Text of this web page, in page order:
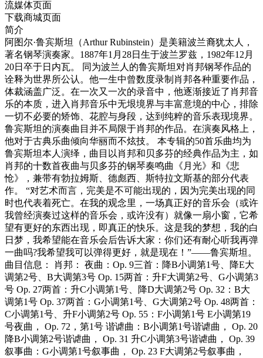
流媒体页面
下载商城页面
简介
阿图尔·鲁宾斯坦（Arthur Rubinstein）是美籍波兰裔犹太人，
著名钢琴演奏家。1887年1月28日生于波兰罗兹，1982年12月
20日卒于日内瓦。 同为波兰人的鲁宾斯坦对肖邦钢琴作品的
诠释为世界所公认。他一生中曾数度录制肖邦各种重要作品，
体裁涵盖广泛。在一次又一次的录音中，他逐渐接近了肖邦音
乐的本质，进入肖邦音乐中无垠境界与丰富意境的中心，排除
一切不必要的矫饰、花腔与身段，达到纯粹的音乐表现境界。
鲁宾斯坦的演奏曲目并不局限于肖邦的作品。在演奏风格上，
他对于古典乐曲倾向华丽而不炫技。 本专辑的50首乐曲均为
鲁宾斯坦本人演绎，曲目以肖邦和贝多芬的经典作品为主，如
肖邦的十数首夜曲与贝多芬的钢琴奏鸣曲《月光》和《悲
怆》，兼带有勃拉姆斯、德彪西、斯特拉文斯基的部分代表
作。 “对艺术而言，完美是不可能出现的，因为完美出现的同
时也代表着死亡。在我的观念里，一场真正好的音乐会（或许
我曾经演奏过这样的音乐会，或许没有）就像一扇小窗，它希
望有更好的东西出现，即真正的快乐。这是我的梦想，我的白
日梦，我希望能在音乐会后告诉大家：你们还有耐心听我再弹
一曲吗?我希望我可以弹得更好，就是现在！”——鲁宾斯坦。
曲目信息： 肖邦： 夜曲：Op. 9三首：降B小调第1号、降E大
调第2号、B大调第3号 Op. 15两首：升F大调第2号、G小调第3
号 Op. 27两首：升C小调第1号、降D大调第2号 Op. 32：B大
调第1号 Op. 37两首：G小调第1号、G大调第2号 Op. 48两首：
C小调第1号、升F小调第2号 Op. 55：F小调第1号 E小调第19
号夜曲， Op. 72，第1号 谐谑曲：B小调第1号谐谑曲， Op. 20
降B小调第2号谐谑曲， Op. 31 升C小调第3号谐谑曲， Op. 39
叙事曲：G小调第1号叙事曲， Op. 23 F大调第2号叙事曲，